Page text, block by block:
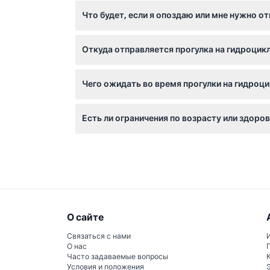
Что будет, если я опоздаю или мне нужно
Билеты не подлежат возврату и должны
Откуда отправляется прогулка на
Чего ожидать во время прогулки на
видами на Голд-Кост Бродотер, роскошные
Есть ли ограничения по возрасту или
О сайте
Связаться с нами
О нас
Часто задаваемые вопросы
Условия и положения